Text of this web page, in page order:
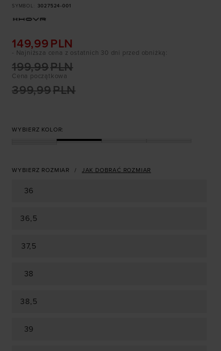
SYMBOL
3027524-001
149,99 PLN
Cena początkowa
399,99PLN
199,99PLN
- Najniższa cena z ostatnich 30 dni przed obniżką:
WYBIERZ KOLOR:
WYBIERZ ROZMIAR JAK DOBRAĆ ROZMIAR
36
36,5
37,5
38
38,5
39